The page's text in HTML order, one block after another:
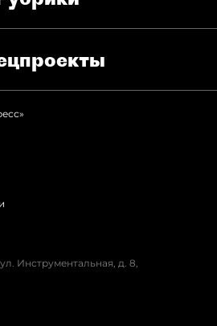
ул. Инструментальная, д. 8,